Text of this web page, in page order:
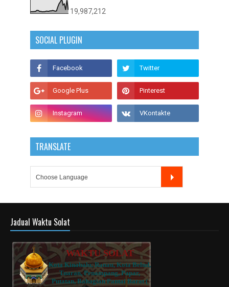
19,987,212
SOCIAL PLUGIN
TRANSLATE
Jadual Waktu Solat